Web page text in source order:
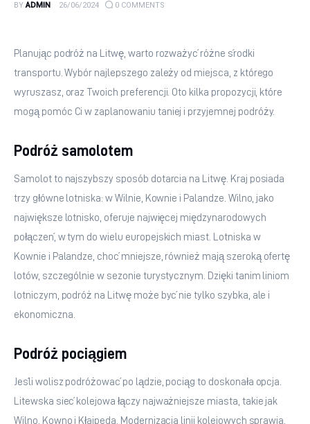
BY ADMIN 26/06/2024 0 COMMENTS
Planując podróż na Litwę, warto rozważyć różne środki
transportu. Wybór najlepszego zależy od miejsca, z którego
wyruszasz, oraz Twoich preferencji. Oto kilka propozycji, które
mogą pomóc Ci w zaplanowaniu taniej i przyjemnej podróży.
Podróż samolotem
Samolot to najszybszy sposób dotarcia na Litwę. Kraj posiada
trzy główne lotniska: w Wilnie, Kownie i Palandze. Wilno, jako
największe lotnisko, oferuje najwięcej międzynarodowych
połączeń, w tym do wielu europejskich miast. Lotniska w
Kownie i Palandze, choć mniejsze, również mają szeroką ofertę
lotów, szczególnie w sezonie turystycznym. Dzięki tanim liniom
lotniczym, podróż na Litwę może być nie tylko szybka, ale i
ekonomiczna.
Podróż pociągiem
Jeśli wolisz podróżować po lądzie, pociąg to doskonała opcja.
Litewska sieć kolejowa łączy najważniejsze miasta, takie jak
Wilno, Kowno i Kłajpeda. Modernizacja linii kolejowych sprawia,